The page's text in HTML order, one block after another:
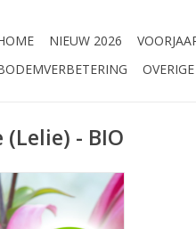
NIEUW 2026
- BIO